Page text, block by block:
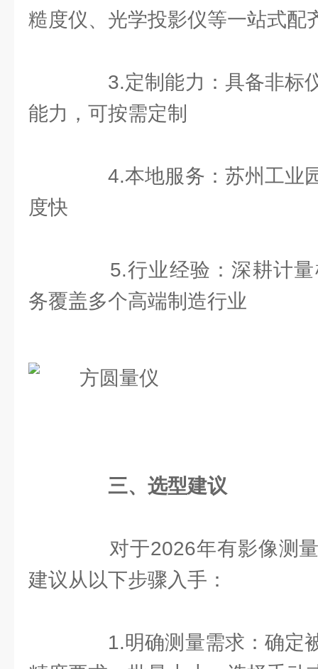
糙度仪、光学投影仪等一站式配
3.定制能力：具备非标
能力，可按需定制
4.本地服务：苏州工业
度快
5.行业经验：深耕计量
务覆盖多个高端制造行业
三、选型建议
对于2026年有影像测量
建议从以下步骤入手：
1.明确测量需求：确定